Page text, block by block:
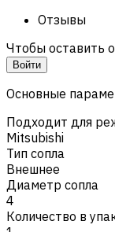
Отзывы
Чтобы оставить
Войти
Основные
Подходит для
Mitsubishi
Тип сопла
Внешнее
Диаметр сопла
4
Количество в